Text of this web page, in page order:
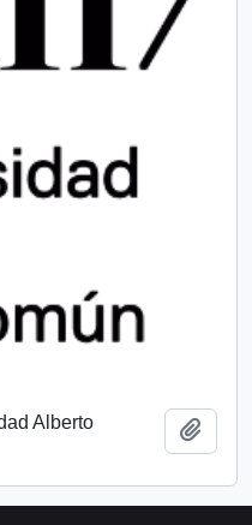
Alberto